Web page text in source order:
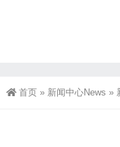
首页 » 新闻中心News »